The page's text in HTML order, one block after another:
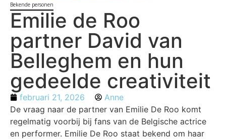
Bekende personen
Emilie de Roo
partner David van
Belleghem en hun
gedeelde creativiteit
februari 21, 2026
Anne
De vraag naar de partner van Emilie De Roo komt
regelmatig voorbij bij fans van de Belgische actrice
en performer. Emilie De Roo staat bekend om haar